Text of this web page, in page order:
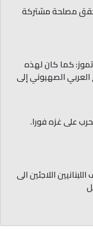
يُحقق مصلحة مشتركة
حزب الاتحاد: في ذكرى 23 تموز: كما كان لهذه
العربي الصهيوني إلى
على غزه فورا.
اللاجئين الى